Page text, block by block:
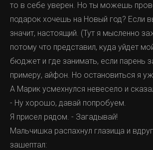
то в себе уверен. Но ты можешь
подарок хочешь на Новый год? Если
значит, настоящий. (Тут я мысленно
потому что представил, куда уйдет
бюджет и где занимать, если парень
примеру, айфон. Но остановиться я
А Марик усмехнулся невесело и
- Ну хорошо, давай попробуем.
Я присел рядом. - Загадывай!
Мальчишка распахнул глазища и
зашептал: